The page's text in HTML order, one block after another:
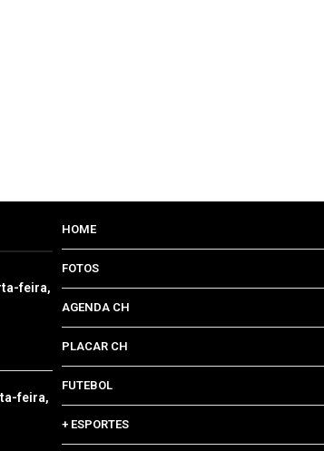
feira,
feira,
HOME
FOTOS
AGENDA CH
PLACAR CH
FUTEBOL
+ ESPORTES